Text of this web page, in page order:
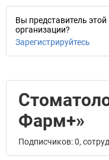
Вы представитель этой
организации?
Зарегистрируйтесь
Фарм+»
Подписчиков: 0,